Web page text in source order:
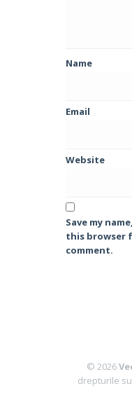
Name
Email
Website
Save my
this browser
comment.
© 2026
drepturile